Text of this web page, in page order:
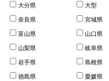
大分県
大型
奈良県
宮城県
富山県
山口県
山梨県
岐阜県
岩手県
島根県
徳島県
愛媛県